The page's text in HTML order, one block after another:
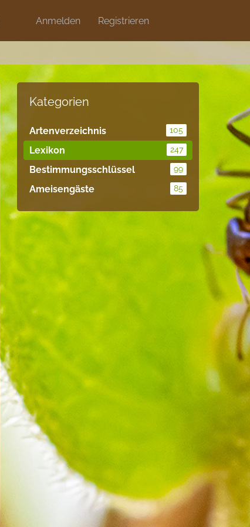
Anmelden Registrieren
Discord Artikel Blog
Kategorien
Artenverzeichnis 105
Lexikon 247
Bestimmungsschlüssel 99
Ameisengäste 85